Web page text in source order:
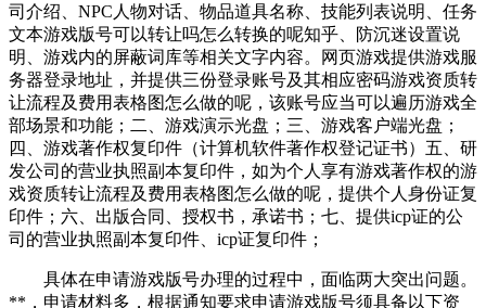
司介绍、NPC人物对话、物品道具名称、技能列表说明、任务
文本游戏版号可以转让吗怎么转换的呢知乎、防沉迷设置说
明、游戏内的屏蔽词库等相关文字内容。网页游戏提供游戏服
务器登录地址，并提供三份登录账号及其相应密码游戏资质转
让流程及费用表格图怎么做的呢，该账号应当可以遍历游戏全
部场景和功能；二、游戏演示光盘；三、游戏客户端光盘；
四、游戏著作权复印件（计算机软件著作权登记证书）五、研
发公司的营业执照副本复印件，如为个人享有游戏著作权的游
戏资质转让流程及费用表格图怎么做的呢，提供个人身份证复
印件；六、出版合同、授权书，承诺书；七、提供icp证的公
司的营业执照副本复印件、icp证复印件；
具体在申请游戏版号办理的过程中，面临两大突出问题。
**，申请材料多，根据通知要求申请游戏版号须具备以下资